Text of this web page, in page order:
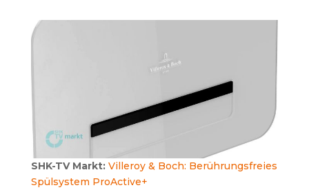
SHK-TV Markt: Villeroy & Boch: Berührungsfreies
Spülsystem ProActive+